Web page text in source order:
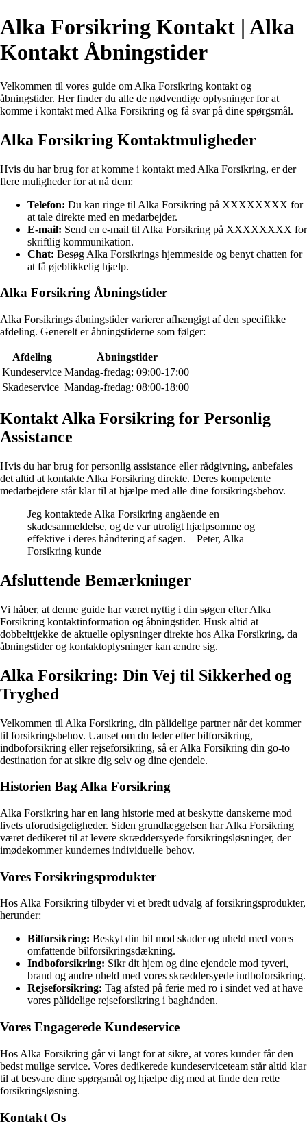
Alka Forsikring Kontakt | Alka
Kontakt Åbningstider
Velkommen til vores guide om Alka Forsikring kontakt og
åbningstider. Her finder du alle de nødvendige oplysninger for at
komme i kontakt med Alka Forsikring og få svar på dine spørgsmål.
Alka Forsikring Kontaktmuligheder
Hvis du har brug for at komme i kontakt med Alka Forsikring, er der
flere muligheder for at nå dem:
Telefon: Du kan ringe til Alka Forsikring på XXXXXXXX for
at tale direkte med en medarbejder.
E-mail: Send en e-mail til Alka Forsikring på XXXXXXXX for
skriftlig kommunikation.
Chat: Besøg Alka Forsikrings hjemmeside og benyt chatten for
at få øjeblikkelig hjælp.
Alka Forsikring Åbningstider
Alka Forsikrings åbningstider varierer afhængigt af den specifikke
afdeling. Generelt er åbningstiderne som følger:
Afdeling
Åbningstider
Kundeservice Mandag-fredag: 09:00-17:00
Skadeservice Mandag-fredag: 08:00-18:00
Kontakt Alka Forsikring for Personlig
Assistance
Hvis du har brug for personlig assistance eller rådgivning, anbefales
det altid at kontakte Alka Forsikring direkte. Deres kompetente
medarbejdere står klar til at hjælpe med alle dine forsikringsbehov.
Jeg kontaktede Alka Forsikring angående en
skadesanmeldelse, og de var utroligt hjælpsomme og
effektive i deres håndtering af sagen. – Peter, Alka
Forsikring kunde
Afsluttende Bemærkninger
Vi håber, at denne guide har været nyttig i din søgen efter Alka
Forsikring kontaktinformation og åbningstider. Husk altid at
dobbelttjekke de aktuelle oplysninger direkte hos Alka Forsikring, da
åbningstider og kontaktoplysninger kan ændre sig.
Alka Forsikring: Din Vej til Sikkerhed og
Tryghed
Velkommen til Alka Forsikring, din pålidelige partner når det kommer
til forsikringsbehov. Uanset om du leder efter bilforsikring,
indboforsikring eller rejseforsikring, så er Alka Forsikring din go-to
destination for at sikre dig selv og dine ejendele.
Historien Bag Alka Forsikring
Alka Forsikring har en lang historie med at beskytte danskerne mod
livets uforudsigeligheder. Siden grundlæggelsen har Alka Forsikring
været dedikeret til at levere skræddersyede forsikringsløsninger, der
imødekommer kundernes individuelle behov.
Vores Forsikringsprodukter
Hos Alka Forsikring tilbyder vi et bredt udvalg af forsikringsprodukter,
herunder:
Bilforsikring: Beskyt din bil mod skader og uheld med vores
omfattende bilforsikringsdækning.
Indboforsikring: Sikr dit hjem og dine ejendele mod tyveri,
brand og andre uheld med vores skræddersyede indboforsikring.
Rejseforsikring: Tag afsted på ferie med ro i sindet ved at have
vores pålidelige rejseforsikring i baghånden.
Vores Engagerede Kundeservice
Hos Alka Forsikring går vi langt for at sikre, at vores kunder får den
bedst mulige service. Vores dedikerede kundeserviceteam står altid klar
til at besvare dine spørgsmål og hjælpe dig med at finde den rette
forsikringsløsning.
Kontakt Os